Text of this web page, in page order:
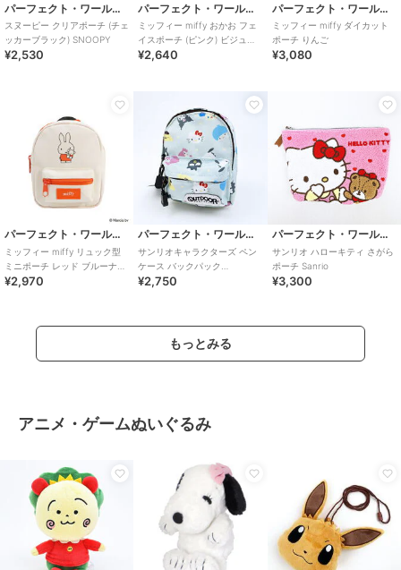
パーフェクト・ワールド・トーキョー
スヌーピー クリアポーチ (チェ
ッカーブラック) SNOOPY
¥2,530
パーフェクト・ワールド・トーキョー
ミッフィー miffy おかお フェ
イスポーチ (ピンク) ビジュー
シリーズ
¥2,640
パーフェクト・ワールド・トーキョー
ミッフィー miffy ダイカット
ポーチ りんご
¥3,080
パーフェクト・ワールド・トーキョー
ミッフィー miffy リュック型
ミニポーチ レッド ブルーナ・
カラーシリーズ
¥2,970
パーフェクト・ワールド・トーキョー
サンリオキャラクターズ ペン
ケース バックパック
OUTDOOR PRODUCTS ポーチ
¥2,750
パーフェクト・ワールド・トーキョー
サンリオ ハローキティ さがら
ポーチ Sanrio
¥3,300
もっとみる
アニメ・ゲームぬいぐるみ